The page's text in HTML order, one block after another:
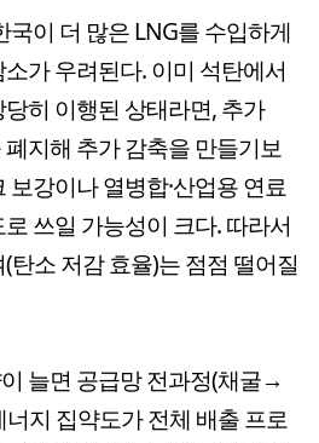
국이 더 많은 LNG를 수입하게
가 우려된다. 이미 석탄에서
히 이행된 상태라면, 추가
지해 추가 감축을 만들기보
강이나 열병합·산업용 연료
쓰일 가능성이 크다. 따라서
탄소 저감 효율)는 점점 떨어질
늘면 공급망 전과정(채굴→
지 집약도가 전체 배출 프로